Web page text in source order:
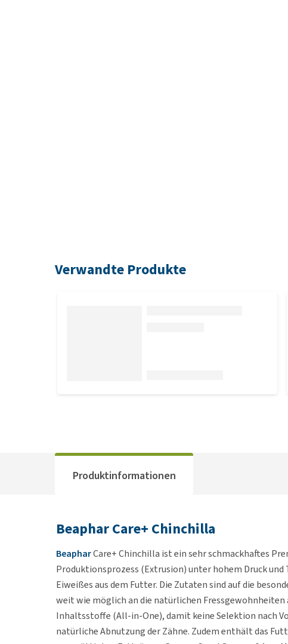
Verwandte Produkte
Produktinformationen
Beaphar Care+ Chinchilla
BeapharCare+ Chinchilla ist ein sehr schmackhaftes
Produktionsprozess (Extrusion) unter hohem Druck
Eiweißes aus dem Futter. Die Zutaten sind auf die
weit wie möglich an die natürlichen
Inhaltsstoffe (All-in-One), damit keine Selektion nach
natürliche Abnutzung der Zähne. Zudem enthält das